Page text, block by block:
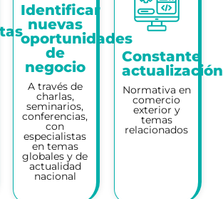
Identificar
nuevas
oportunidades
de
negocio
A través de
charlas,
seminarios,
conferencias,
con
especialistas
en temas
globales y de
actualidad
nacional
Constante
actualización
Normativa en
comercio
exterior y
temas
relacionados